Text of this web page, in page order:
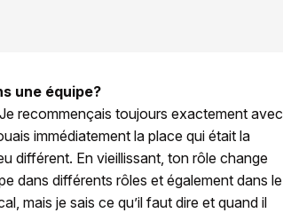
une équipe?
recommençais toujours exactement avec
immédiatement la place qui était la
différent. En vieillissant, ton rôle change
dans différents rôles et également dans le
mais je sais ce qu’il faut dire et quand il